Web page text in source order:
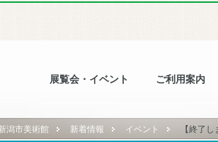
展覧会・イベント ご利用案内
潟市美術館 新着情報 イベント 【終了